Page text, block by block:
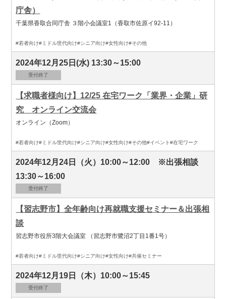
庁舎）
千葉県香取合同庁舎 ３階小会議室1（香取市佐原イ92-11）
#若者向け#ミドル世代向け#シニア向け#女性向け#その他
2024年12月25日(水) 13:30～15:00
受付終了
【求職者様向け】12/25 在宅ワーク「業界・企業」研
究 オンライン交流会
オンライン（Zoom）
#若者向け#ミドル世代向け#シニア向け#女性向け#その他#イベント#在宅ワーク
2024年12月24日（火）10:00～12:00 ※出張相談
13:30～16:00
受付終了
【習志野市】全年齢向け再就職支援セミナー＆出張相
談
習志野市役所3階大会議室 （習志野市鷺沼2丁目1番1号）
#若者向け#ミドル世代向け#シニア向け#女性向け#共催セミナー
2024年12月19日（木）10:00～15:45
受付終了